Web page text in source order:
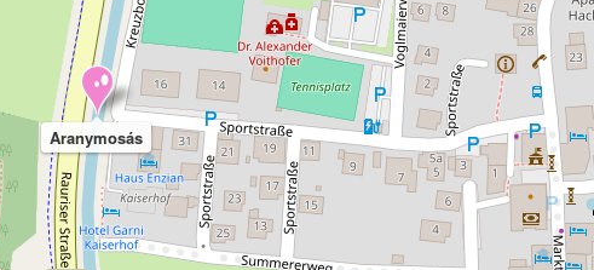
Aranymosás